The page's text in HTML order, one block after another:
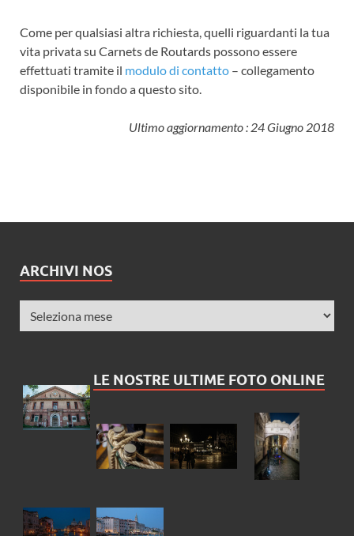
Come per qualsiasi altra richiesta, quelli riguardanti la tua
vita privata su Carnets de Routards possono essere
effettuati tramite il modulo di contatto – collegamento
disponibile in fondo a questo sito.
Ultimo aggiornamento : 24 Giugno 2018
ARCHIVI NOS
LE NOSTRE ULTIME FOTO ONLINE